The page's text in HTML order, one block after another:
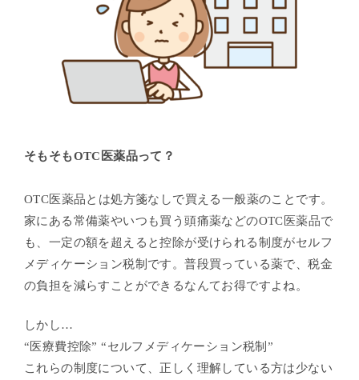
そもそもOTC医薬品って？
OTC医薬品とは処方箋なしで買える一般薬のことです。
家にある常備薬やいつも買う頭痛薬などのOTC医薬品で
も、一定の額を超えると控除が受けられる制度がセルフ
メディケーション税制です。普段買っている薬で、税金
の負担を減らすことができるなんてお得ですよね。
しかし…
“医療費控除” “セルフメディケーション税制”
これらの制度について、正しく理解している方は少ない